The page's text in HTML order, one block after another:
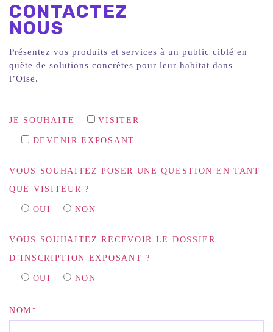
CONTACTEZ
NOUS
Présentez vos produits et services à un public ciblé en
quête de solutions concrètes pour leur habitat dans
l’Oise.
JE SOUHAITE VISITER
DEVENIR EXPOSANT
VOUS SOUHAITEZ POSER UNE QUESTION EN TANT
QUE VISITEUR ?
OUI NON
VOUS SOUHAITEZ RECEVOIR LE DOSSIER
D’INSCRIPTION EXPOSANT ?
OUI NON
NOM*